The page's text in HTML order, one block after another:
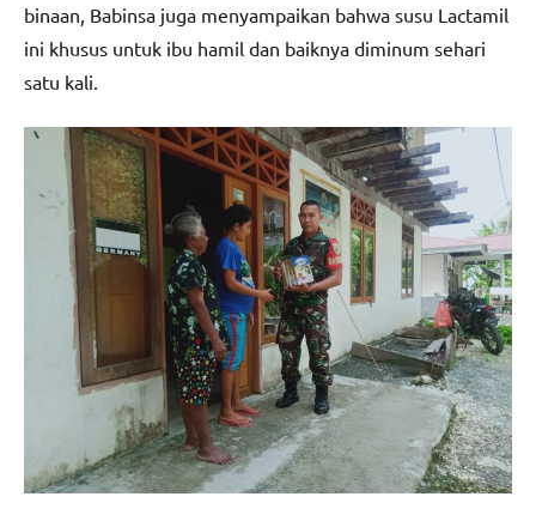
binaan, Babinsa juga menyampaikan bahwa susu Lactamil
ini khusus untuk ibu hamil dan baiknya diminum sehari
satu kali.